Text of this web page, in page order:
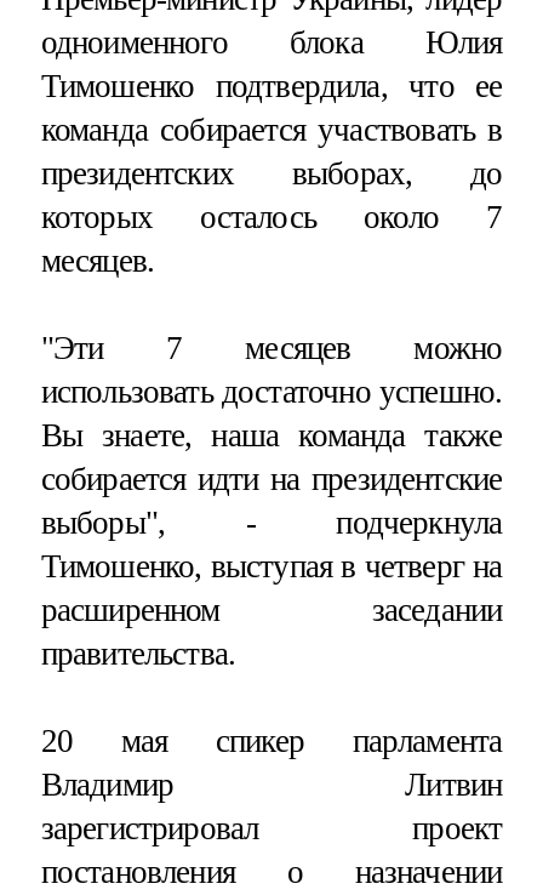
одноименного блока Юлия
Тимошенко подтвердила, что ее
команда собирается участвовать в
президентских выборах, до
которых осталось около 7
месяцев.
"Эти 7 месяцев можно
использовать достаточно успешно.
Вы знаете, наша команда также
собирается идти на президентские
выборы", - подчеркнула
Тимошенко, выступая в четверг на
расширенном заседании
правительства.
20 мая спикер парламента
Владимир Литвин
зарегистрировал проект
постановления о назначении